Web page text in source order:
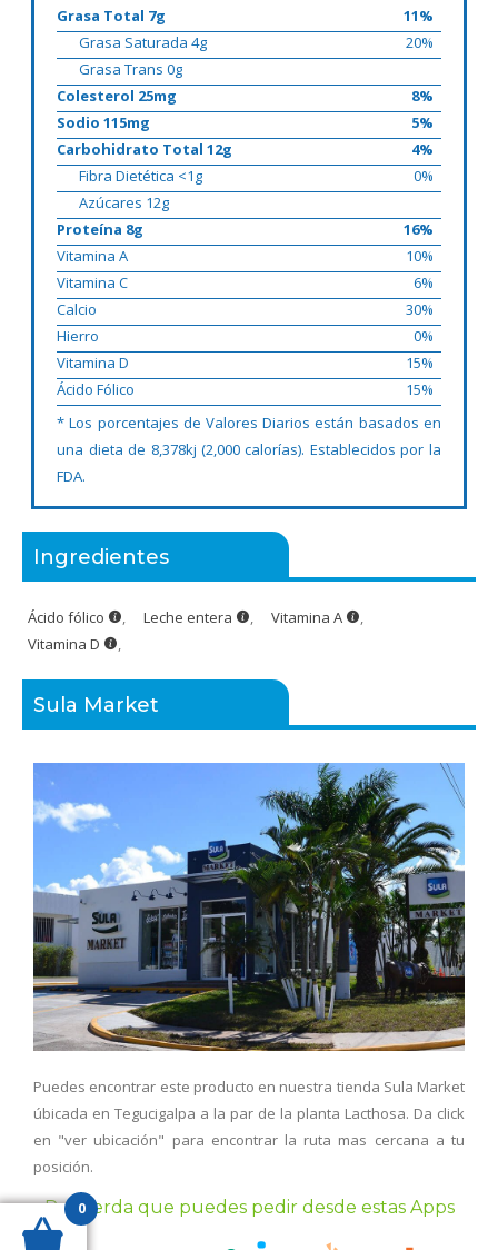
Grasa Total 7g
11%
Grasa Saturada 4g
20%
Grasa Trans 0g
Colesterol 25mg
8%
Sodio 115mg
5%
Carbohidrato Total 12g
4%
Fibra Dietética <1g
0%
Azúcares 12g
Proteína 8g
16%
Vitamina A
10%
Vitamina C
6%
Calcio
30%
Hierro
0%
Vitamina D
15%
Ácido Fólico
15%
* Los porcentajes de Valores Diarios están basados en
una dieta de 8,378kj (2,000 calorías). Establecidos por la
FDA.
Ingredientes
Ácido fólico , Leche entera , Vitamina A
,
Vitamina D
,
Sula Market
Puedes encontrar este producto en nuestra tienda Sula Market
úbicada en Tegucigalpa a la par de la planta Lacthosa. Da click
en "ver ubicación" para encontrar la ruta mas cercana a tu
posición.
Recuerda que puedes pedir desde estas Apps
0